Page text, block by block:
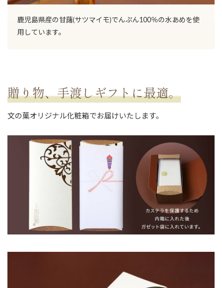
鹿児島県産の甘藷(サツマイモ)でんぷん100％の水あめを使
用しています。
贈り物、手渡しギフトに最適。
文の菓オリジナル化粧箱でお届けいたします。